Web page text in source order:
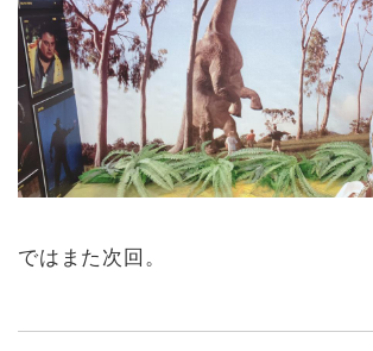
ではまた次回。